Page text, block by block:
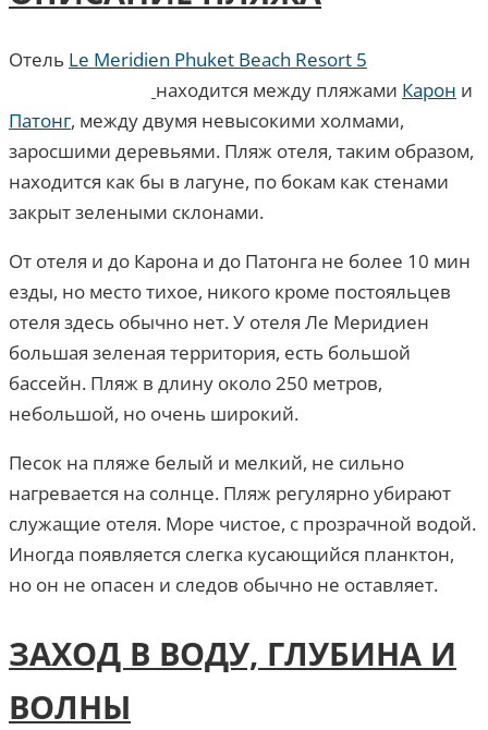
Отель Le Meridien Phuket Beach Resort 5
находится между пляжами Карон и
Патонг, между двумя невысокими холмами,
заросшими деревьями. Пляж отеля, таким образом,
находится как бы в лагуне, по бокам как стенами
закрыт зелеными склонами.
От отеля и до Карона и до Патонга не более 10 мин
езды, но место тихое, никого кроме постояльцев
отеля здесь обычно нет. У отеля Ле Меридиен
большая зеленая территория, есть большой
бассейн. Пляж в длину около 250 метров,
небольшой, но очень широкий.
Песок на пляже белый и мелкий, не сильно
нагревается на солнце. Пляж регулярно убирают
служащие отеля. Море чистое, с прозрачной водой.
Иногда появляется слегка кусающийся планктон,
но он не опасен и следов обычно не оставляет.
ЗАХОД В ВОДУ, ГЛУБИНА И
ВОЛНЫ